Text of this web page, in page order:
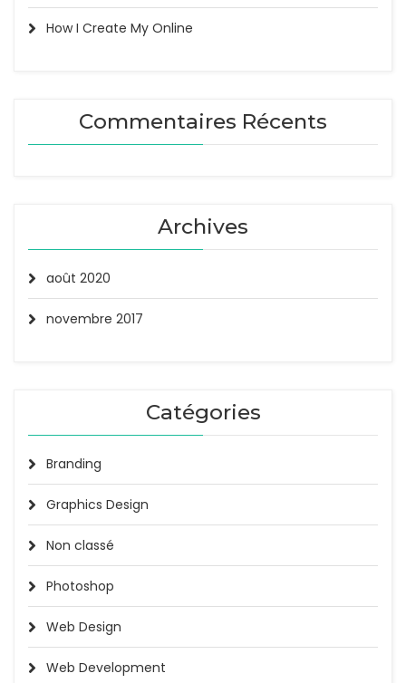
How I Create My Online
Commentaires Récents
Archives
août 2020
novembre 2017
Catégories
Branding
Graphics Design
Non classé
Photoshop
Web Design
Web Development